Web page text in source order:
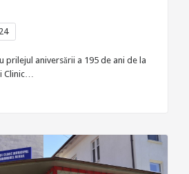
prilejul aniversării a 195 de ani de la
Clinic…